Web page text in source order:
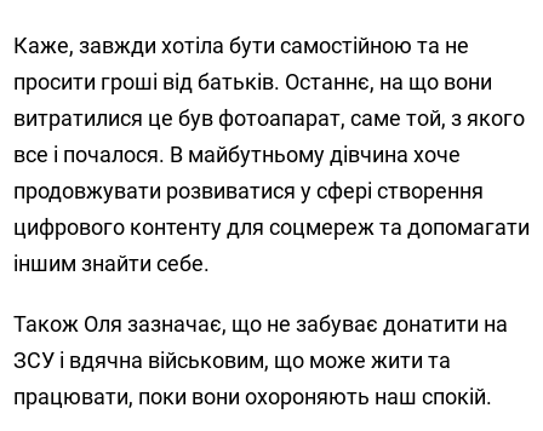
Каже, завжди хотіла бути самостійною та не
просити гроші від батьків. Останнє, на що вони
витратилися це був фотоапарат, саме той, з якого
все і почалося. В майбутньому дівчина хоче
продовжувати розвиватися у сфері створення
цифрового контенту для соцмереж та допомагати
іншим знайти себе.
Також Оля зазначає, що не забуває донатити на
ЗСУ і вдячна військовим, що може жити та
працювати, поки вони охороняють наш спокій.